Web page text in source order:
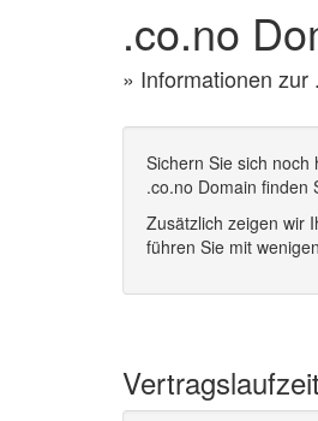
.co.no
» Informationen
Sichern Sie sich noch
.co.no Domain finden
Zusätzlich zeigen wir
führen Sie mit